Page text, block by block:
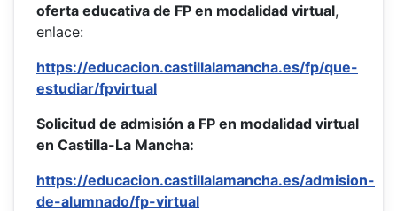
oferta educativa de FP en modalidad virtual,
enlace:
https://educacion.castillalamancha.es/fp/que-
estudiar/fpvirtual
Solicitud de admisión a FP en modalidad virtual
en Castilla-La Mancha:
https://educacion.castillalamancha.es/admision-
de-alumnado/fp-virtual